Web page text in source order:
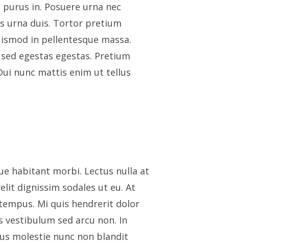
in. Posuere urna nec
urna duis. Tortor pretium
in pellentesque massa.
egestas egestas. Pretium
nunc mattis enim ut tellus
habitant morbi. Lectus nulla at
dignissim sodales ut eu. At
Mi quis hendrerit dolor
vestibulum sed arcu non. In
molestie nunc non blandit